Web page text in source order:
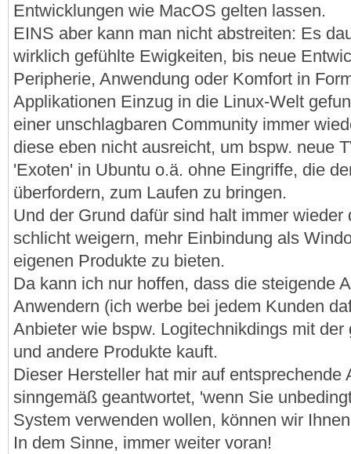
Entwicklungen wie MacOS gelten lassen.
EINS aber kann man nicht abstreiten: Es
wirklich gefühlte Ewigkeiten, bis neue
Peripherie, Anwendung oder Komfort in
Applikationen Einzug in die Linux-Welt
einer unschlagbaren Community immer
diese eben nicht ausreicht, um bspw. neue
'Exoten' in Ubuntu o.ä. ohne Eingriffe, die
überfordern, zum Laufen zu bringen.
Und der Grund dafür sind halt immer
schlicht weigern, mehr Einbindung als
eigenen Produkte zu bieten.
Da kann ich nur hoffen, dass die steigende
Anwendern (ich werbe bei jedem Kunden
Anbieter wie bspw. Logitechnikdings mit
und andere Produkte kauft.
Dieser Hersteller hat mir auf entsprechende
sinngemäß geantwortet, 'wenn Sie
System verwenden wollen, können wir
In dem Sinne, immer weiter voran!